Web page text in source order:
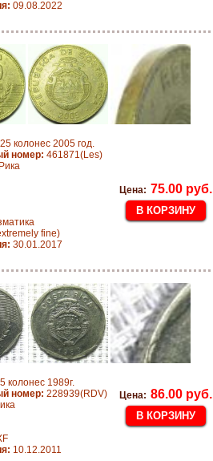
09.08.2022
25 колонес 2005 год.
номер: 461871(Les)
fine)
30.01.2017
Цена: 75.00 руб.
5 колонес 1989г.
номер: 228939(RDV)
10.12.2011
Цена: 86.00 руб.